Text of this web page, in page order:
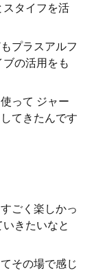
スタイフを活
プラスアルフ
の活用をも
って ジャー
てきたんです
ごく楽しかっ
きたいなと
その場で感じ